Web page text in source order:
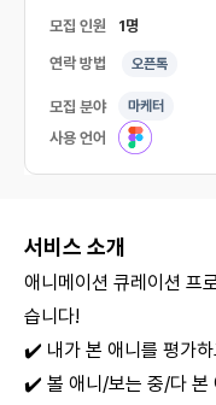
모집 인원 1명
연락 방법 오픈톡
모집 분야 마케터
사용 언어
서비스 소개
애니메이션 큐레이션 프
습니다!
✔️ 내가 본 애니를 평가
✔️ 볼 애니/보는 중/다 본